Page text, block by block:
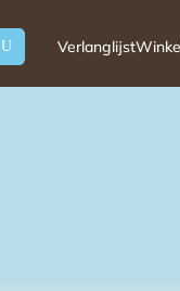
U Verlanglijst